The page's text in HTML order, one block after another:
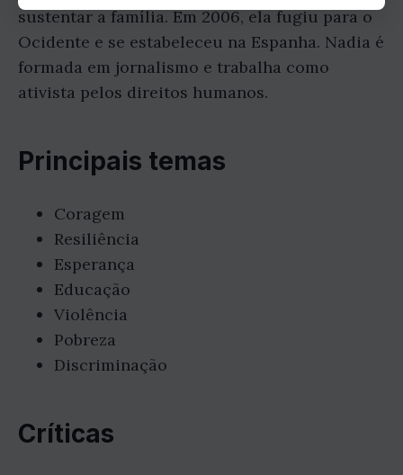
sustentar a família. Em 2006, ela fugiu para o
Ocidente e se estabeleceu na Espanha. Nadia é
formada em jornalismo e trabalha como
ativista pelos direitos humanos.
Principais temas
Coragem
Resiliência
Esperança
Educação
Violência
Pobreza
Discriminação
Críticas